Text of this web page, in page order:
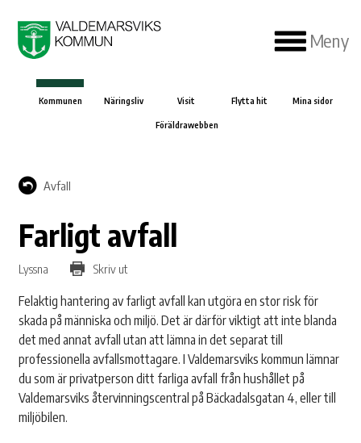
Meny
Kommunen Näringsliv Visit Flytta hit Mina sidor
Föräldrawebben
Avfall
Farligt avfall
Lyssna Skriv ut
Felaktig hantering av farligt avfall kan utgöra en stor risk för
skada på människa och miljö. Det är därför viktigt att inte blanda
det med annat avfall utan att lämna in det separat till
professionella avfallsmottagare. I Valdemarsviks kommun lämnar
du som är privatperson ditt farliga avfall från hushållet på
Valdemarsviks återvinningscentral på Bäckadalsgatan 4, eller till
miljöbilen.